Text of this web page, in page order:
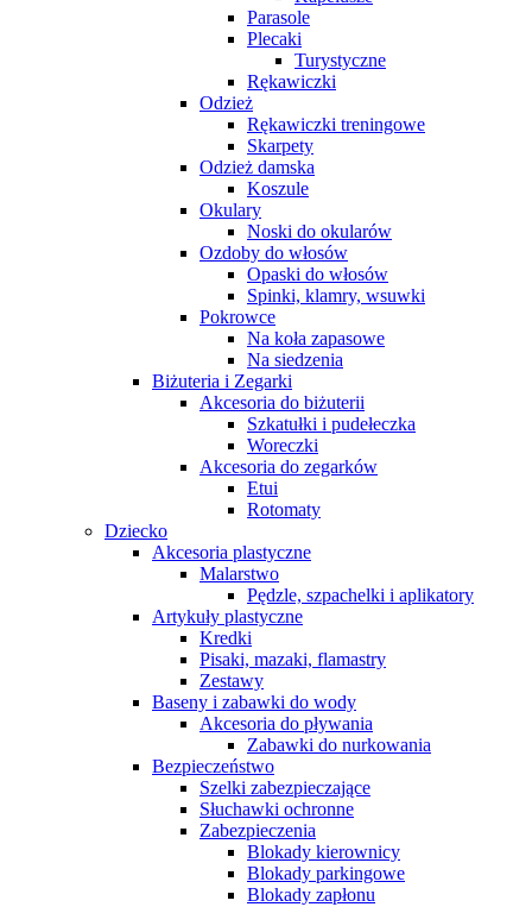
Parasole
Plecaki
Turystyczne
Rękawiczki
Odzież
Rękawiczki treningowe
Skarpety
Odzież damska
Koszule
Okulary
Noski do okularów
Ozdoby do włosów
Opaski do włosów
Spinki, klamry, wsuwki
Pokrowce
Na koła zapasowe
Na siedzenia
Biżuteria i Zegarki
Akcesoria do biżuterii
Szkatułki i pudełeczka
Woreczki
Akcesoria do zegarków
Etui
Rotomaty
Dziecko
Akcesoria plastyczne
Malarstwo
Pędzle, szpachelki i aplikatory
Artykuły plastyczne
Kredki
Pisaki, mazaki, flamastry
Zestawy
Baseny i zabawki do wody
Akcesoria do pływania
Zabawki do nurkowania
Bezpieczeństwo
Szelki zabezpieczające
Słuchawki ochronne
Zabezpieczenia
Blokady kierownicy
Blokady parkingowe
Blokady zapłonu